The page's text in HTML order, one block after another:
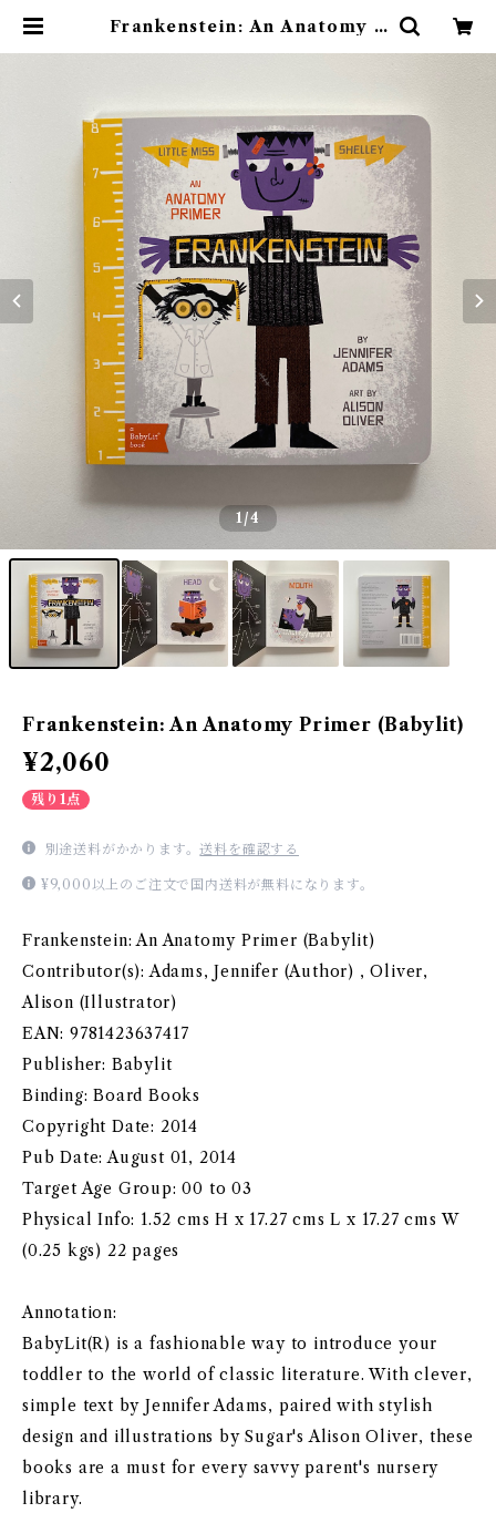
Frankenstein: An Anatomy P
1/4
Frankenstein: An Anatomy Primer (Babylit)
¥2,060
残り1点
別途送料がかかります。送料を確認する
¥9,000以上のご注文で国内送料が無料になります。
Frankenstein: An Anatomy Primer (Babylit)
Contributor(s): Adams, Jennifer (Author) , Oliver,
Alison (Illustrator)
EAN: 9781423637417
Publisher: Babylit
Binding: Board Books
Copyright Date: 2014
Pub Date: August 01, 2014
Target Age Group: 00 to 03
Physical Info: 1.52 cms H x 17.27 cms L x 17.27 cms W
(0.25 kgs) 22 pages
Annotation:
BabyLit(R) is a fashionable way to introduce your
toddler to the world of classic literature. With clever,
simple text by Jennifer Adams, paired with stylish
design and illustrations by Sugar's Alison Oliver, these
books are a must for every savvy parent's nursery
library.